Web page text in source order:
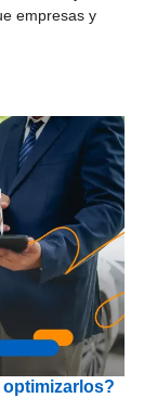
empresas y